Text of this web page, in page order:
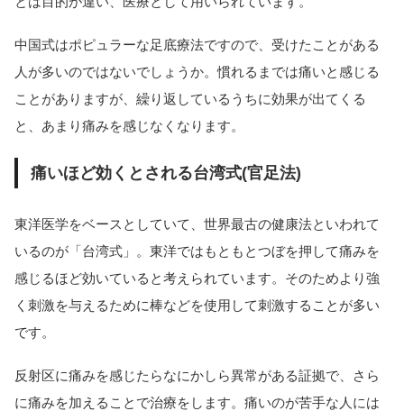
中国式はポピュラーな足底療法ですので、受けたことがある
人が多いのではないでしょうか。慣れるまでは痛いと感じる
ことがありますが、繰り返しているうちに効果が出てくる
と、あまり痛みを感じなくなります。
痛いほど効くとされる台湾式(官足法)
東洋医学をベースとしていて、世界最古の健康法といわれて
いるのが「台湾式」。東洋ではもともとつぼを押して痛みを
感じるほど効いていると考えられています。そのためより強
く刺激を与えるために棒などを使用して刺激することが多い
です。
反射区に痛みを感じたらなにかしら異常がある証拠で、さら
に痛みを加えることで治療をします。痛いのが苦手な人には